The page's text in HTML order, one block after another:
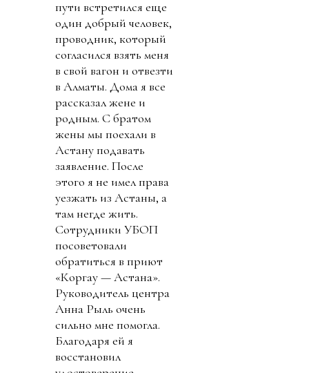
пути встретился еще
один добрый человек,
проводник, который
согласился взять меня
в свой вагон и отвезти
в Алматы. Дома я все
рассказал жене и
родным. С братом
жены мы поехали в
Астану подавать
заявление. После
этого я не имел права
уезжать из Астаны, а
там негде жить.
Сотрудники УБОП
посоветовали
обратиться в приют
«Коргау — Астана».
Руководитель центра
Анна Рыль очень
сильно мне помогла.
Благодаря ей я
восстановил